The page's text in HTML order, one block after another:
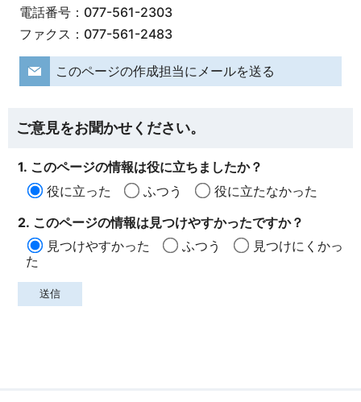
電話番号：077-561-2303
ファクス：077-561-2483
このページの作成担当にメールを送る
ご意見をお聞かせください。
1. このページの情報は役に立ちましたか？
役に立った
ふつう
役に立たなかった
2. このページの情報は見つけやすかったですか？
見つけやすかった
ふつう
見つけにくかっ
た